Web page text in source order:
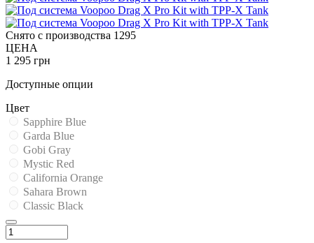
Снято с производства 1295
ЦЕНА
1 295 грн
Доступные опции
Цвет
Sapphire Blue
Garda Blue
Gobi Gray
Mystic Red
California Orange
Sahara Brown
Classic Black